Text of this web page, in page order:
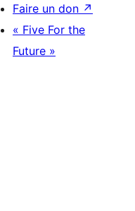
Faire un don ↗
« Five For the
Future »